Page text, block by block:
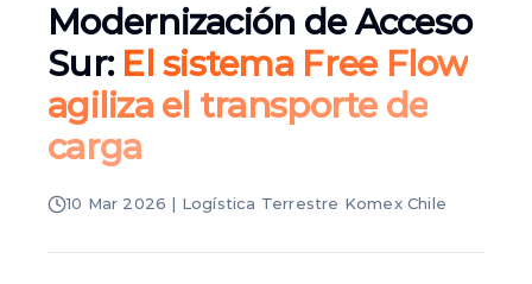
Modernización de Acceso
Sur: El sistema Free Flow
agiliza el transporte de
carga
10 Mar 2026 | Logística Terrestre Komex Chile